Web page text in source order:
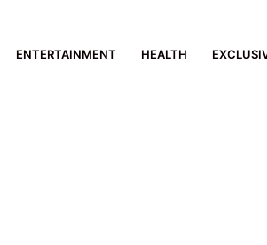
ENTERTAINMENT HEALTH